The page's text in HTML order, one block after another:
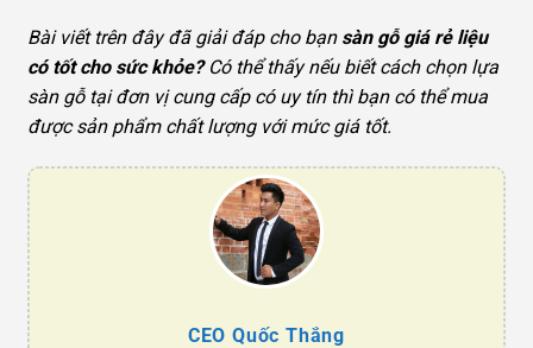
Bài viết trên đây đã giải đáp cho bạn sàn gỗ giá rẻ liệu
có tốt cho sức khỏe?Có thể thấy nếu biết cách chọn lựa
sàn gỗ tại đơn vị cung cấp có uy tín thì bạn có thể mua
được sản phẩm chất lượng với mức giá tốt.
CEO Quốc Thắng